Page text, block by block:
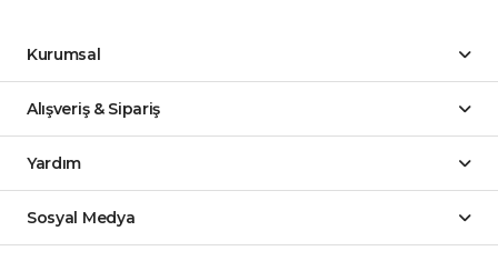
Kurumsal
Alışveriş & Sipariş
Yardım
Sosyal Medya